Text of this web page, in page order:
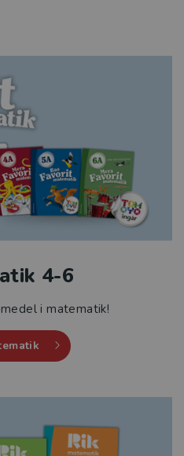
4-6
i matematik!